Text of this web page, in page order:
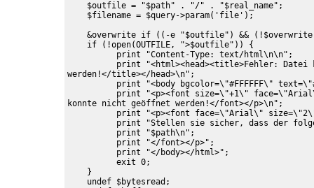
$outfile = "$path" . "/" . "$real_name";
&overwrite if ((-e "$outfile") &&
if (!open(OUTFILE, ">$outfile")) {
print "Content-Type: text/html\n\n";
print "<html><head><title>Fehler: Datei
werden!</title></head>\n";
print "<body bgcolor=\"#FFFFFF\"
print "<p><font size=\"+1\"
konnte nicht geöffnet werden!</font></p>\n";
print "<p><font face=\"Arial\"
print "Stellen sie sicher, dass der
print "$path\n";
print "</font></p>";
print "</body></html>";
exit 0;
}
undef $bytesread;